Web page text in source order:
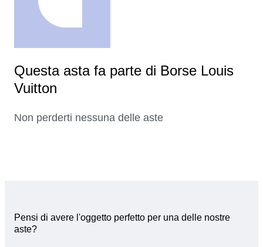
Questa asta fa parte di Borse Louis
Vuitton
Non perderti nessuna delle aste
Pensi di avere l'oggetto perfetto per una delle nostre
aste?